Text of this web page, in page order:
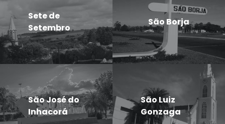
Sete de
Setembro
São Borja
São José do
Inhacorá
São Luiz
Gonzaga